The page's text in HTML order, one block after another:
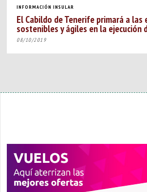
INFORMACIÓN INSULAR
El Cabildo de Tenerife primará a las
sostenibles y ágiles en la ejecución
08/10/2019